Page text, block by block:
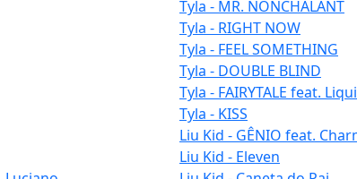
Tyla - MR. NONCHALANT
Tyla - RIGHT NOW
Tyla - FEEL SOMETHING
Tyla - DOUBLE BLIND
Tyla - FAIRYTALE feat.
Tyla - KISS
Liu Kid - GÊNIO feat.
Liu Kid - Eleven